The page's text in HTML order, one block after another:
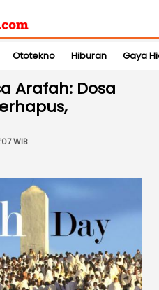
Ototekno Hiburan Gaya
Arafah: Dosa
WIB